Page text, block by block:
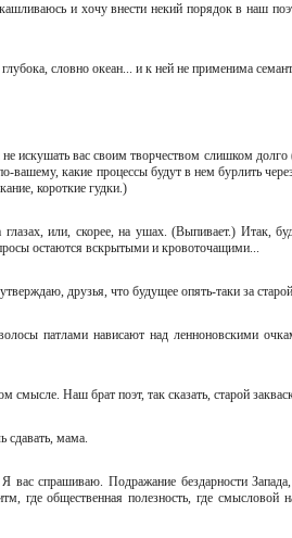
и хочу внести некий порядок в наш
словно океан... и к ней не применима
искушать вас своим творчеством слишком
какие процессы будут в нем бурлить
короткие гудки.)
или, скорее, на ушах. (Выпивает.) Итак,
остаются вскрытыми и кровоточащими...
друзья, что будущее опять-таки за
патлами нависают над ленноновскими
Наш брат поэт, так сказать, старой
сдавать, мама.
спрашиваю. Подражание бездарности Запада,
где общественная полезность, где смысловой